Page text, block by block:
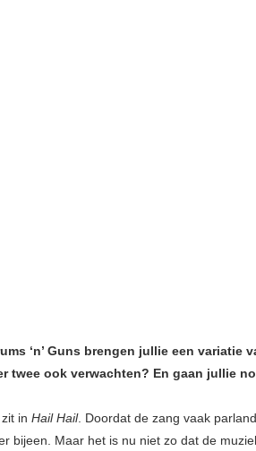
‘n’ Guns brengen jullie een variatie
twee ook verwachten? En gaan jullie
in Hail Hail. Doordat de zang vaak
bijeen. Maar het is nu niet zo dat de